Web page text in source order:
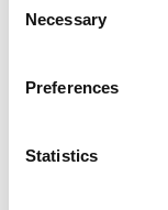
Selection
Necessary
Preferences
Statistics
Durada:45 minuts